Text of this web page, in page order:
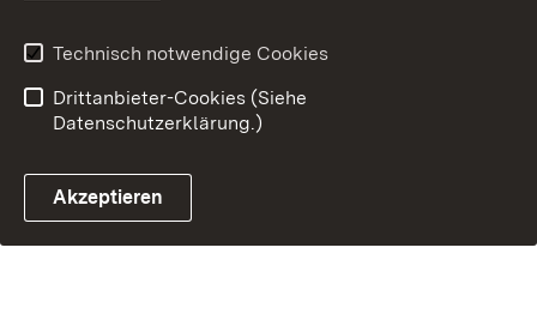
Technisch notwendige Cookies
Drittanbieter-Cookies (Siehe
Datenschutzerklärung.)
Akzeptieren